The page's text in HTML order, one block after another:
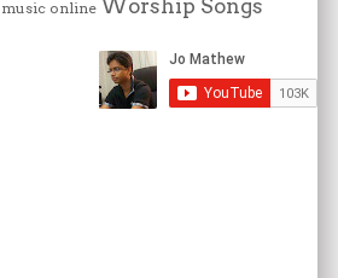
music online Worship Songs